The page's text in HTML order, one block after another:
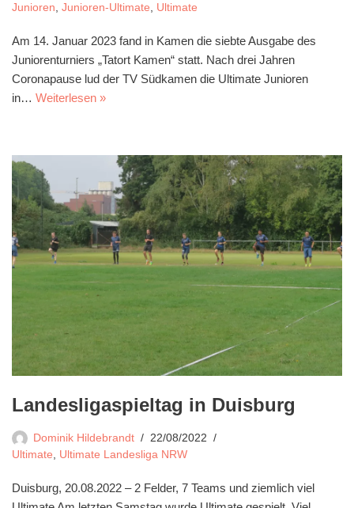
Junioren Junioren-Ultimate Ultimate
Am 14. Januar 2023 fand in Kamen die siebte Ausgabe des
Juniorenturniers „Tatort Kamen“ statt. Nach drei Jahren
Coronapause lud der TV Südkamen die Ultimate Junioren
in… Weiterlesen »
Landesligaspieltag in Duisburg
Dominik Hildebrandt
22/08/2022
Ultimate
Ultimate Landesliga NRW
Duisburg, 20.08.2022 – 2 Felder, 7 Teams und ziemlich viel